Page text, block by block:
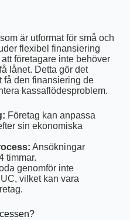
är utformat för små och
flexibel finansiering
företagare inte behöver
lånet. Detta gör det
få den finansiering de
kassaflödesproblem.
Företag kan anpassa
sin ekonomiska
Ansökningar
timmar.
genomför inte
vilket kan vara